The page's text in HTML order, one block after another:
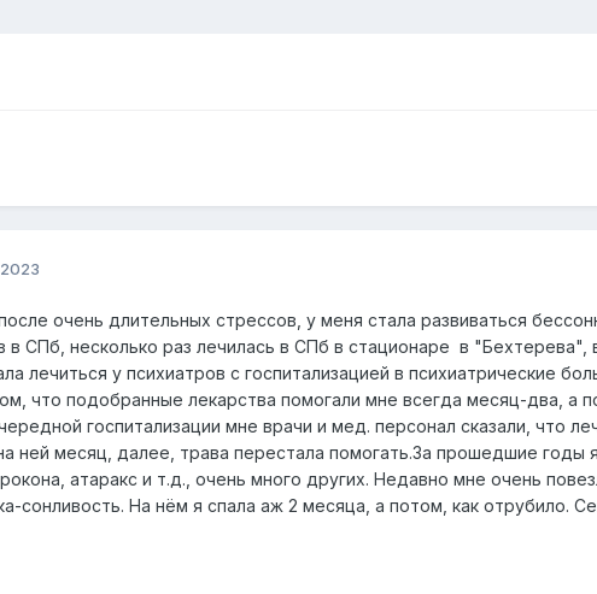
очень длительных стрессов, у меня стала развиваться
в СПб, несколько раз лечилась в СПб в стационаре в "Бехтерева",
лечиться у психиатров с госпитализацией в психиатрические
что подобранные лекарства помогали мне всегда месяц-два, а
госпитализации мне врачи и мед. персонал сказали, что
ней месяц, далее, трава перестала помогать.За прошедшие годы
атаракс и т.д., очень много других. Недавно мне очень
сонливость. На нём я спала аж 2 месяца, а потом, как отрубило.